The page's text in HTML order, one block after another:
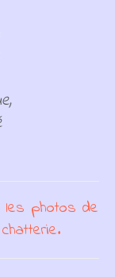
les photos de